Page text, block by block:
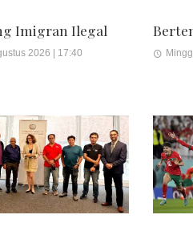
Imigran Ilegal
2026 | 17:40